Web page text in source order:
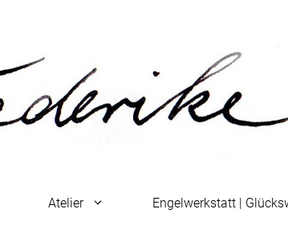
Atelier Engelwerkstatt |